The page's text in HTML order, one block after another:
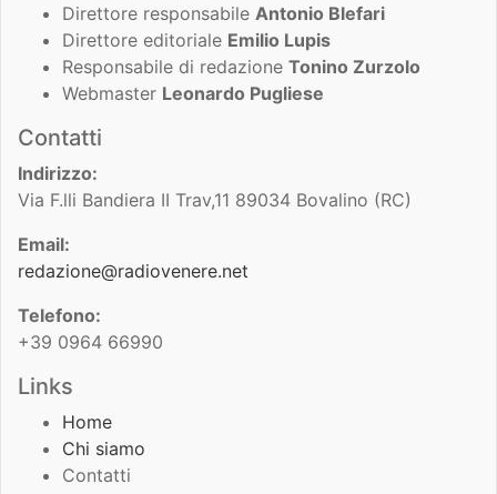
Direttore responsabile Antonio Blefari
Direttore editoriale Emilio Lupis
Responsabile di redazione Tonino Zurzolo
Webmaster Leonardo Pugliese
Contatti
Indirizzo:
Via F.lli Bandiera II Trav,11 89034 Bovalino (RC)
Email:
redazione@radiovenere.net
Telefono:
+39 0964 66990
Links
Home
Chi siamo
Contatti